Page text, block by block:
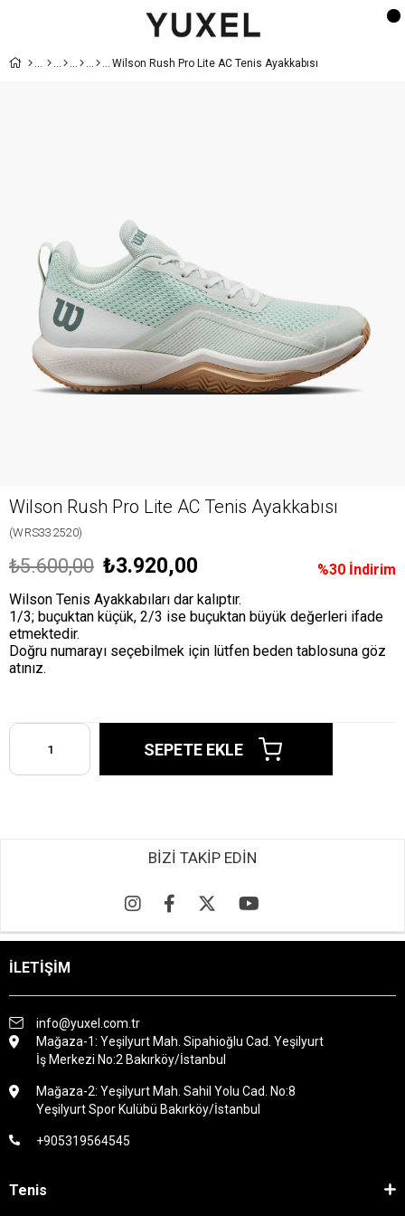
Wilson Rush Pro Lite AC Tenis Ayakkabısı
Wilson Rush Pro Lite AC Tenis Ayakkabısı
(WRS332520)
%30 İndirim
₺5.600,00 ₺3.920,00
Wilson Tenis Ayakkabıları dar kalıptır.
1/3; buçuktan küçük, 2/3 ise buçuktan büyük değerleri ifade
etmektedir.
Doğru numarayı seçebilmek için lütfen beden tablosuna göz
atınız.
BİZİ TAKİP EDİN
İLETİŞİM
info@yuxel.com.tr
Mağaza-1: Yeşilyurt Mah. Sipahioğlu Cad. Yeşilyurt
İş Merkezi No:2 Bakırköy/İstanbul
Mağaza-2: Yeşilyurt Mah. Sahil Yolu Cad. No:8
Yeşilyurt Spor Kulübü Bakırköy/İstanbul
+905319564545
Tenis